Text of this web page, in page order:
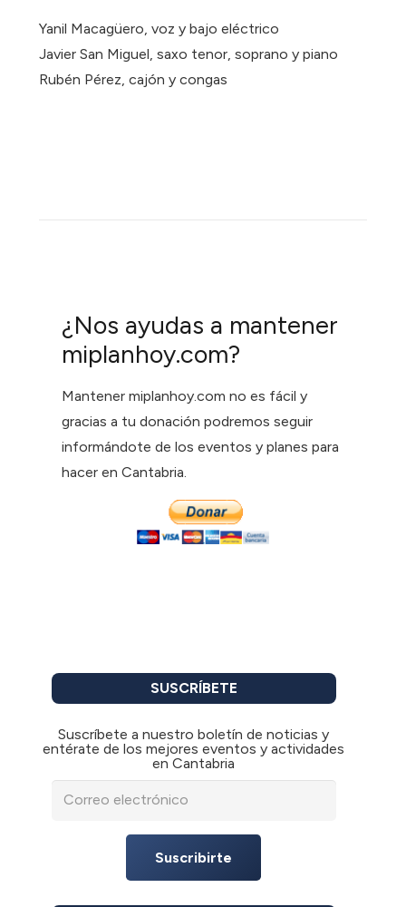
Yanil Macagüero, voz y bajo eléctrico
Javier San Miguel, saxo tenor, soprano y piano
Rubén Pérez, cajón y congas
¿Nos ayudas a mantener
miplanhoy.com?
Mantener miplanhoy.com no es fácil y
gracias a tu donación podremos seguir
informándote de los eventos y planes para
hacer en Cantabria.
SUSCRÍBETE
Suscríbete a nuestro boletín de noticias y
entérate de los mejores eventos y actividades
en Cantabria
Suscribirte